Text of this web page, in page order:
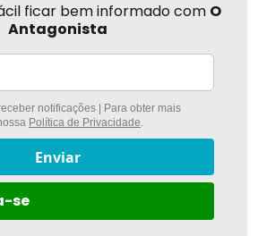
ficar bem informado com O
Antagonista
notificações | Para obter mais
Política de Privacidade.
Enviar
se